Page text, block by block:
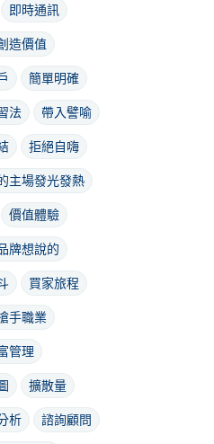
即時通訊
造價值
簡單明確
法
帶入譬喻
拒絕自嗨
主場發光發熱
價值體驗
牌想說的
買家旅程
手職業
管理
擴散量
析
諮詢顧問